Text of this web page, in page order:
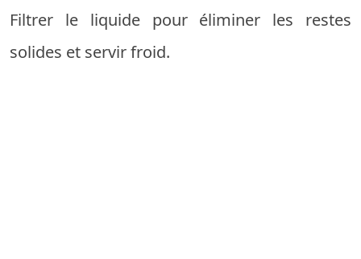
Filtrer le liquide pour éliminer les restes
solides et servir froid.